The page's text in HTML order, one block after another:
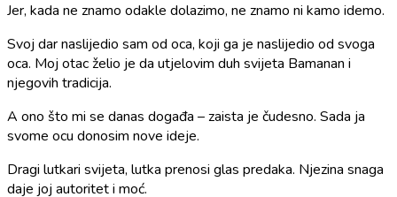
Jer, kada ne znamo odakle dolazimo, ne znamo ni kamo idemo.
Svoj dar naslijedio sam od oca, koji ga je naslijedio od svoga
oca. Moj otac želio je da utjelovim duh svijeta Bamanan i
njegovih tradicija.
A ono što mi se danas događa – zaista je čudesno. Sada ja
svome ocu donosim nove ideje.
Dragi lutkari svijeta, lutka prenosi glas predaka. Njezina snaga
daje joj autoritet i moć.